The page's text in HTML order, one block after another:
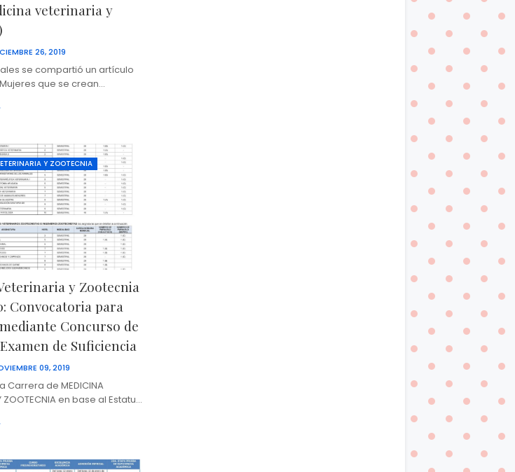
veterinaria y
26, 2019
se compartió un artículo
que se crean…
Y ZOOTECNIA
y Zootecnia
Convocatoria para
Concurso de
de Suficiencia
09, 2019
Carrera de MEDICINA
ZOOTECNIA en base al Estatu…